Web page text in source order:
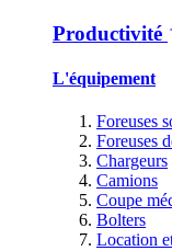
Productivité
L'équipement
Foreuses
Foreuses
Chargeurs
Camions
Coupe
Bolters
Location